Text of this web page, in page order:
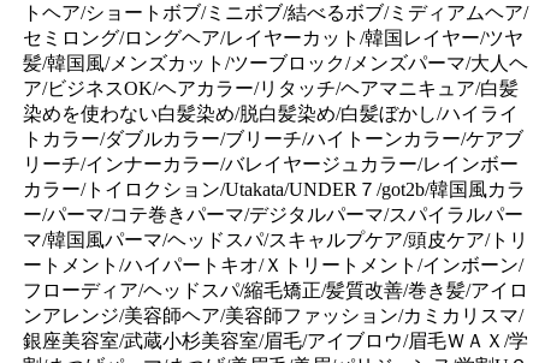
トヘア/ショートボブ/ミニボブ/結べるボブ/ミディアムヘア/
セミロング/ロングヘア/レイヤーカット/韓国レイヤー/ツヤ
髪/韓国風/メンズカット/ツーブロック/メンズパーマ/大人ヘ
ア/ビジネスOK/ヘアカラー/リタッチ/ヘアマニキュア/白髪
染めを使わない白髪染め/脱白髪染め/白髪ぼかし/ハイライ
トカラー/ダブルカラー/ブリーチ/ハイトーンカラー/ケアブ
リーチ/インナーカラー/バレイヤージュカラー/レインボー
カラー/トイロクション/Utakata/UNDER７/got2b/韓国風カラ
ー/パーマ/コテ巻きパーマ/デジタルパーマ/スパイラルパー
マ/韓国風パーマ/ヘッドスパ/スキャルプケア/頭皮ケア/トリ
ートメント/ハイパートキオ/Ｘトリートメント/インボーン/
フローディア/ヘッドスパ/縮毛矯正/髪質改善/巻き髪/アイロ
ンアレンジ/美容師ヘア/美容師ファッション/カミカリスマ/
銀座美容室/武蔵小杉美容室/眉毛/アイブロウ/眉毛ＷＡＸ/学